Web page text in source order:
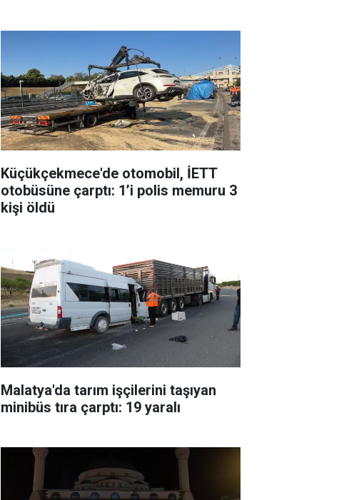
Küçükçekmece'de otomobil, İETT
otobüsüne çarptı: 1’i polis memuru 3
kişi öldü
Malatya'da tarım işçilerini taşıyan
minibüs tıra çarptı: 19 yaralı